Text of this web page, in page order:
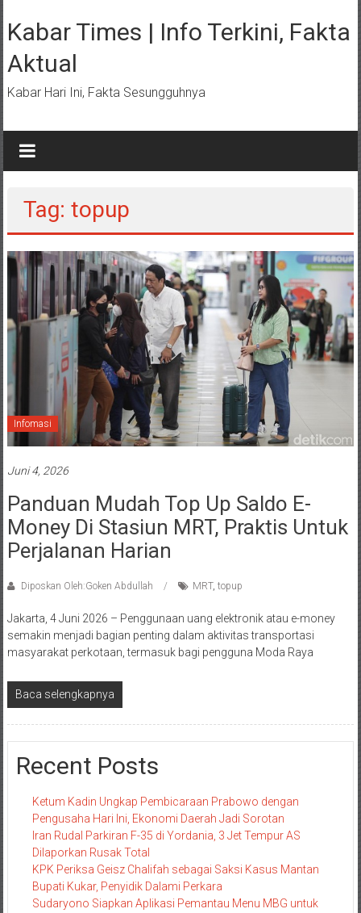
ke
konten
Kabar Times | Info Terkini, Fakta
Aktual
Kabar Hari Ini, Fakta Sesungguhnya
Tag: topup
Infomasi
Juni 4, 2026
Panduan Mudah Top Up Saldo E-
Money Di Stasiun MRT, Praktis Untuk
Perjalanan Harian
Diposkan Oleh:Goken Abdullah MRT, topup
Jakarta, 4 Juni 2026 – Penggunaan uang elektronik atau e-money
semakin menjadi bagian penting dalam aktivitas transportasi
masyarakat perkotaan, termasuk bagi pengguna Moda Raya
Baca selengkapnya
Recent Posts
Ketum Kadin Ungkap Pembicaraan Prabowo dengan
Pengusaha Hari Ini, Ekonomi Daerah Jadi Sorotan
Iran Rudal Parkiran F-35 di Yordania, 3 Jet Tempur AS
Dilaporkan Rusak Total
KPK Periksa Geisz Chalifah sebagai Saksi Kasus Mantan
Bupati Kukar, Penyidik Dalami Perkara
Sudaryono Siapkan Aplikasi Pemantau Menu MBG untuk